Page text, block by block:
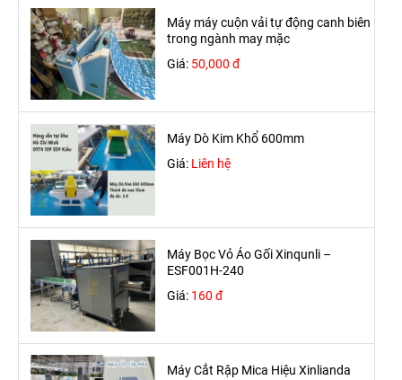
Máy máy cuộn vải tự động canh biên
trong ngành may mặc
Giá: 50,000 đ
Máy Dò Kim Khổ 600mm
Giá: Liên hệ
Máy Bọc Vỏ Áo Gối Xinqunli –
ESF001H-240
Giá: 160 đ
Máy Cắt Rập Mica Hiệu Xinlianda